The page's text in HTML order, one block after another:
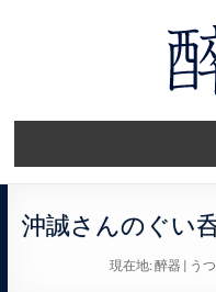
沖誠さんのぐい
現在地: 醉器 | う